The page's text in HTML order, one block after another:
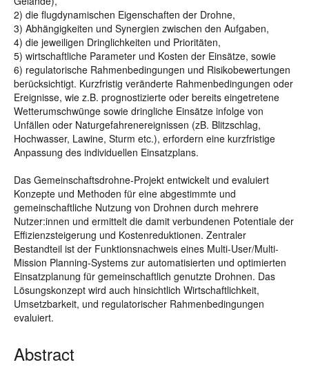
2) die flugdynamischen Eigenschaften der Drohne,
3) Abhängigkeiten und Synergien zwischen den Aufgaben,
4) die jeweiligen Dringlichkeiten und Prioritäten,
5) wirtschaftliche Parameter und Kosten der Einsätze, sowie
6) regulatorische Rahmenbedingungen und Risikobewertungen
berücksichtigt. Kurzfristig veränderte Rahmenbedingungen oder
Ereignisse, wie z.B. prognostizierte oder bereits eingetretene
Wetterumschwünge sowie dringliche Einsätze infolge von
Unfällen oder Naturgefahrenereignissen (zB. Blitzschlag,
Hochwasser, Lawine, Sturm etc.), erfordern eine kurzfristige
Anpassung des individuellen Einsatzplans.
Das Gemeinschaftsdrohne-Projekt entwickelt und evaluiert
Konzepte und Methoden für eine abgestimmte und
gemeinschaftliche Nutzung von Drohnen durch mehrere
Nutzer:innen und ermittelt die damit verbundenen Potentiale der
Effizienzsteigerung und Kostenreduktionen. Zentraler
Bestandteil ist der Funktionsnachweis eines Multi-User/Multi-
Mission Planning-Systems zur automatisierten und optimierten
Einsatzplanung für gemeinschaftlich genutzte Drohnen. Das
Lösungskonzept wird auch hinsichtlich Wirtschaftlichkeit,
Umsetzbarkeit, und regulatorischer Rahmenbedingungen
evaluiert.
Abstract